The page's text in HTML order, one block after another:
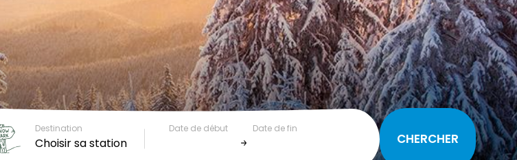
Destination
Choisir sa station
Date de début Date de fin